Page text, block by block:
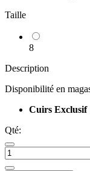
Taille
8
Description
Disponibilité en
Cuirs Exclusif
Qté: